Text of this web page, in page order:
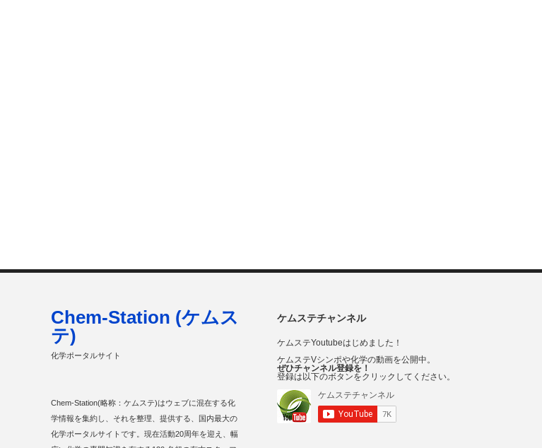
ケムステチャンネル
ケムステYoutubeはじめました！
ケムステVシンポや化学の動画を公開中。
ぜひチャンネル登録を！
登録は以下のボタンをクリックしてください。
Chem-Station (ケムス
テ)
化学ポータルサイト
Chem-Station(略称：ケムステ)はウェブに混在する化
学情報を集約し、それを整理、提供する、国内最大の
化学ポータルサイトです。現在活動20周年を迎え、幅